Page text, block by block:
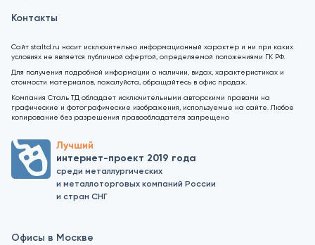
Контакты
Сайт staltd.ru носит исключительно информационный характер и ни при каких
условиях не является публичной офертой, определяемой положениями ГК РФ.
Для получения подробной информации о наличии, видах, характеристиках и
стоимости материалов, пожалуйста, обращайтесь в офис продаж.
Компания Сталь ТД обладает исключительными авторскими правами на
графические и фотографические изображения, используемые на сайте. Любое
копирование без разрешения правообладателя запрещено
Лучший
интернет-проект 2019 года
среди металлургических
и металлоторговых компаний России
и стран СНГ
Офисы в Москве